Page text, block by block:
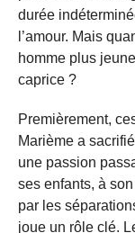
durée
l’amour. Mais
homme plus
caprice ?
Premièrement,
Marième a
une passion
ses enfants, à
par les
joue un rôle clé.